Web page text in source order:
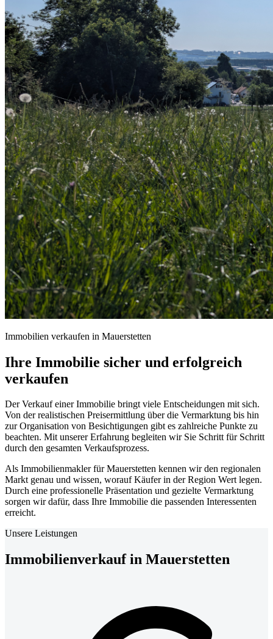
Immobilien verkaufen in Mauerstetten
Ihre Immobilie sicher und erfolgreich
verkaufen
Der Verkauf einer Immobilie bringt viele Entscheidungen mit sich.
Von der realistischen Preisermittlung über die Vermarktung bis hin
zur Organisation von Besichtigungen gibt es zahlreiche Punkte zu
beachten. Mit unserer Erfahrung begleiten wir Sie Schritt für Schritt
durch den gesamten Verkaufsprozess.
Als Immobilienmakler für Mauerstetten kennen wir den regionalen
Markt genau und wissen, worauf Käufer in der Region Wert legen.
Durch eine professionelle Präsentation und gezielte Vermarktung
sorgen wir dafür, dass Ihre Immobilie die passenden Interessenten
erreicht.
Unsere Leistungen
Immobilienverkauf in Mauerstetten